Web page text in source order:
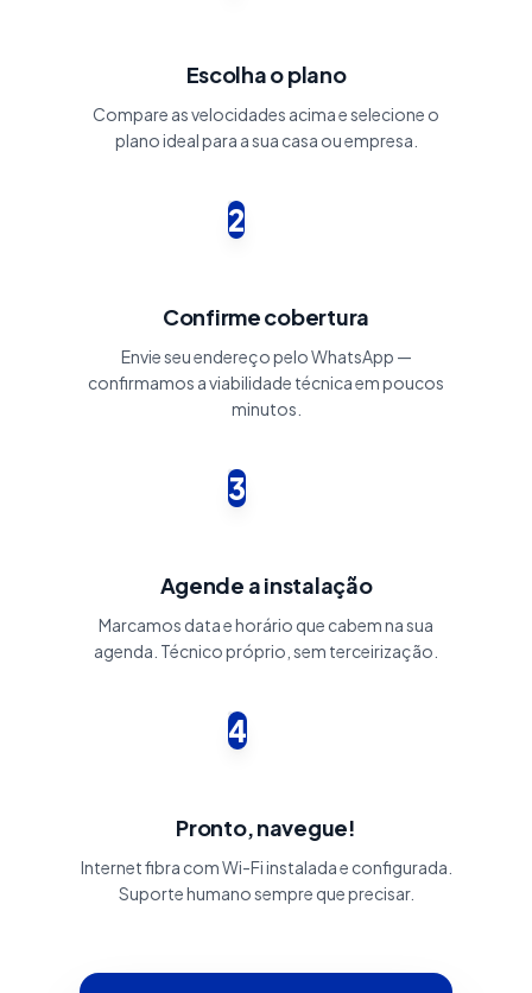
Escolha o plano
Compare as velocidades acima e selecione o
plano ideal para a sua casa ou empresa.
2
Confirme cobertura
Envie seu endereço pelo WhatsApp —
confirmamos a viabilidade técnica em poucos
minutos.
3
Agende a instalação
Marcamos data e horário que cabem na sua
agenda. Técnico próprio, sem terceirização.
4
Pronto, navegue!
Internet fibra com Wi-Fi instalada e configurada.
Suporte humano sempre que precisar.